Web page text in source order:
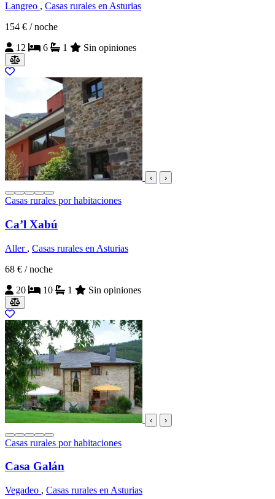
Langreo , Casas rurales en Asturias
154 € / noche
12
6 1 Sin opiniones
‹ ›
Casas rurales por habitaciones
Ca’l Xabú
Aller , Casas rurales en Asturias
68 € / noche
20
10 1 Sin opiniones
‹ ›
Casas rurales por habitaciones
Casa Galán
Vegadeo , Casas rurales en Asturias